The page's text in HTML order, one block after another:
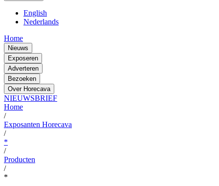
English
Nederlands
Home
Nieuws
Exposeren
Adverteren
Bezoeken
Over Horecava
NIEUWSBRIEF
Home
/
Exposanten Horecava
/
*
/
Producten
/
*